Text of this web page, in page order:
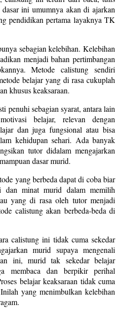
ini umumnya akan di ajarkan
pendidikan pertama layaknya TK
sebagian kelebihan. Kelebihan
menjadi bahan pertimbangan
Metode calistung sendiri
belajar yang di rasa cukuplah
khusus keaksaraan.
penuhi sebagian syarat, antara lain
belajar, relevan dengan
dan juga fungsional atau bisa
kehidupan sehari. Ada banyak
tutor didalam mengajarkan
dasar murid.
yang berbeda dapat di coba biar
dan minat murid dalam memilih
yang di rasa oleh tutor menjadi
calistung akan berbeda-beda di
calistung ini tidak cuma sekedar
murid supaya mengenali
ini, murid tak sekedar belajar
membaca dan berpikir perihal
belajar keaksaraan tidak cuma
yang menimbulkan kelebihan